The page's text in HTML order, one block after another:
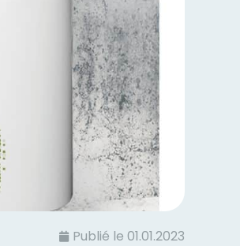
Publié le 01.01.2023